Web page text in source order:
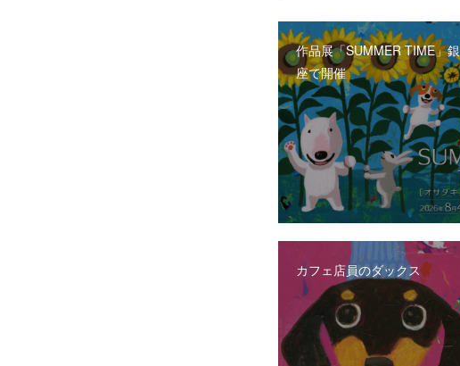
作品展「SUMMER TIME」銀
座で開催
カフェ店員のダックス